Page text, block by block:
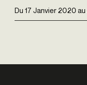
Du 17 Janvier 2020 au